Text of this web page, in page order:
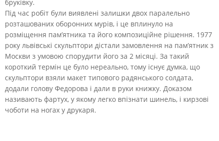
бруківку.
Під час робіт були виявлені залишки двох паралельно
розташованих оборонних мурів, і це вплинуло на
розміщення пам’ятника та його композиційне рішення. 1977
року львівські скульптори дістали замовлення на пам’ятник з
Москви з умовою спорудити його за 2 місяці. За такий
короткий термін це було нереально, тому існує думка, що
скульптори взяли макет типового радянського солдата,
додали голову Федорова і дали в руки книжку. Доказом
називають фартух, у якому легко впізнати шинель, і кирзові
чоботи на ногах у друкаря.